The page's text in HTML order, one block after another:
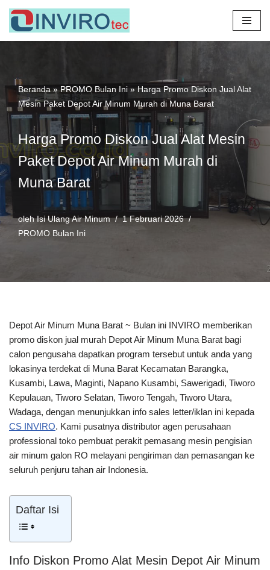
Lompat
Beranda»PROMO Bulan Ini » Harga Promo Diskon Jual Alat
Mesin Paket Depot Air Minum Murah di Muna Barat
Harga Promo Diskon Jual Alat Mesin
Paket Depot Air Minum Murah di
Muna Barat
olehIsi Ulang Air Minum
1 Februari 2026
PROMO Bulan Ini
Depot Air Minum Muna Barat ~ Bulan ini INVIRO memberikan
promo diskon jual murah Depot Air Minum Muna Barat bagi
calon pengusaha dapatkan program tersebut untuk anda yang
lokasinya terdekat di Muna Barat Kecamatan Barangka,
Kusambi, Lawa, Maginti, Napano Kusambi, Sawerigadi, Tiworo
Kepulauan, Tiworo Selatan, Tiworo Tengah, Tiworo Utara,
Wadaga, dengan menunjukkan info sales letter/iklan ini kepada
CS INVIRO. Kami pusatnya distributor agen perusahaan
professional toko pembuat perakit pemasang mesin pengisian
air minum galon RO melayani pengiriman dan pemasangan ke
seluruh penjuru tahan air Indonesia.
Daftar Isi
Info Diskon Promo Alat Mesin Depot Air Minum